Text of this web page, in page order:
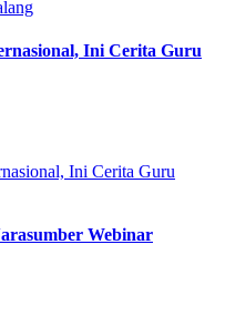
Ini Cerita Guru
Webinar